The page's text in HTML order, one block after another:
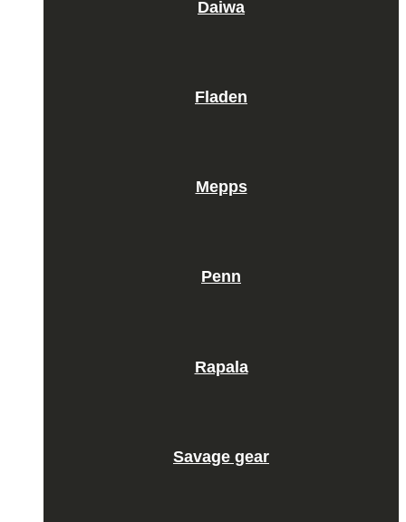
Daiwa
Fladen
Mepps
Penn
Rapala
Savage gear